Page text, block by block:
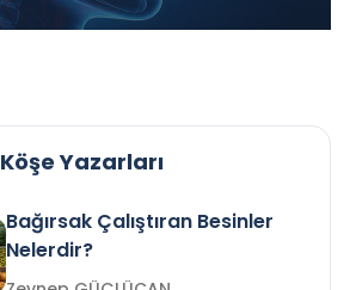
Köşe Yazarları
Bağırsak Çalıştıran Besinler
Nelerdir?